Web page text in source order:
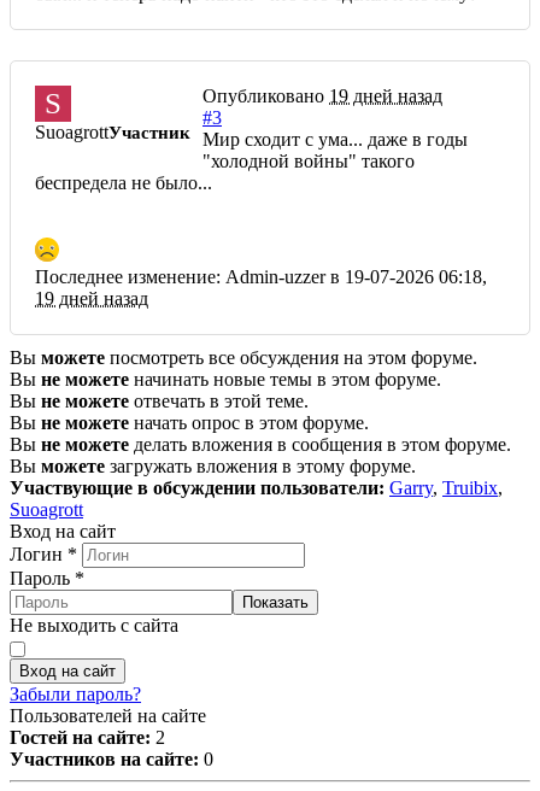
S
SuoagrottУчастник
Опубликовано 19 дней назад
#3
Мир сходит с ума... даже в годы
"холодной войны" такого
беспредела не было...
Последнее изменение: Admin-uzzer в 19-07-2026 06:18,
19 дней назад
Вы можете посмотреть все обсуждения на этом форуме.
Вы не можете начинать новые темы в этом форуме.
Вы не можете отвечать в этой теме.
Вы не можете начать опрос в этом форуме.
Вы не можете делать вложения в сообщения в этом форуме.
Вы можете загружать вложения в этому форуме.
Участвующие в обсуждении пользователи: Garry, Truibix,
Suoagrott
Вход на сайт
Логин *
Пароль *
Показать
Не выходить с сайта
Вход на сайт
Забыли пароль?
Пользователей на сайте
Гостей на сайте: 2
Участников на сайте: 0